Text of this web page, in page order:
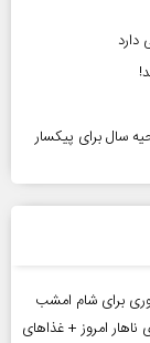
دارد
برای ناهار امروز + غذاهای